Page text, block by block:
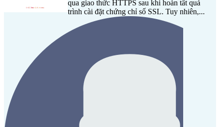
qua giao thức HTTPS sau khi hoàn tất quá
trình cài đặt chứng chỉ số SSL. Tuy nhiên,...